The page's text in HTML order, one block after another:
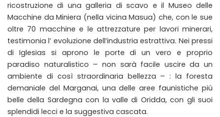
ricostruzione di una galleria di scavo e il Museo delle
Macchine da Miniera (nella vicina Masua) che, con le sue
oltre 70 macchine e le attrezzature per lavori minerari,
testimonia l’ evoluzione dell’industria estrattiva. Nei pressi
di Iglesias si aprono le porte di un vero e proprio
paradiso naturalistico – non sarà facile uscire da un
ambiente di così straordinaria bellezza – : la foresta
demaniale del Marganai, una delle aree faunistiche più
belle della Sardegna con la valle di Oridda, con gli suoi
splendidi lecci e la suggestiva cascata.